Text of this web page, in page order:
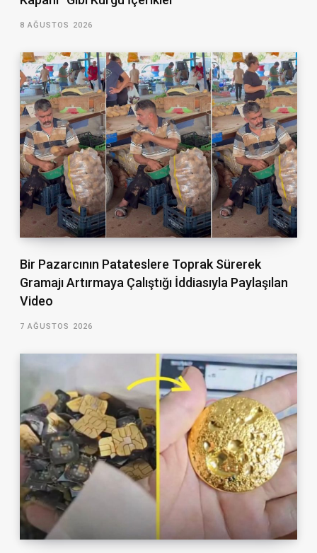
8 AĞUSTOS 2026
Bir Pazarcının Patateslere Toprak Sürerek
Gramajı Artırmaya Çalıştığı İddiasıyla Paylaşılan
Video
7 AĞUSTOS 2026